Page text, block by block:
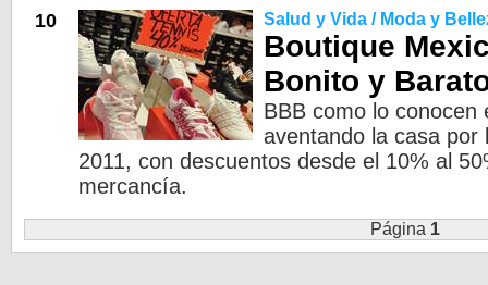
10 Salud y Vida / Moda y
Boutique
Bonito y
BBB como lo conocen
aventando la casa por
2011, con descuentos desde el 10% al
mercancía.
Página 1